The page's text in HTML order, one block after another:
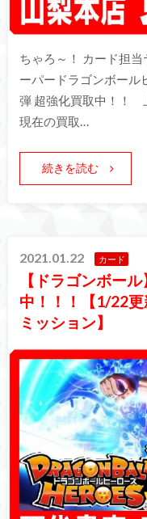
ちゃろ～！ カード担
ーパードラゴンボール
弾 超強化買取中！！
現在の買取…
続きを読む
2021.01.22 カード
【ドラゴンボー
中！！！【1/22
ミッション】